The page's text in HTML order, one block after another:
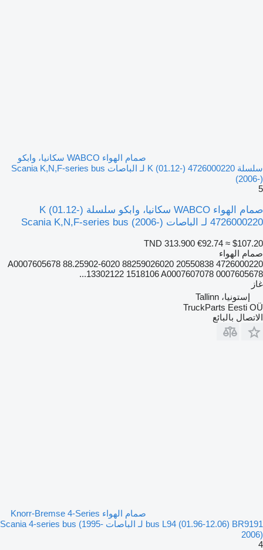
صمام الهواء WABCO سكانيا، وابكو
سلسلة K (01.12-) 4726000220 لـ الباصات Scania K,N,F-series bus
(2006-)
5
صمام الهواء WABCO سكانيا، وابكو سلسلة K (01.12-)
4726000220 لـ الباصات Scania K,N,F-series bus (2006-)
TND 313.900 €92.74 ≈ $107.20
صمام الهواء
4726000220 20550838 A0007605678 88.25902-6020 88259026020
13302122 1518106 A0007607078 0007605678...
غاز
إستونيا، Tallinn
TruckParts Eesti OÜ
الاتصال بالبائع
صمام الهواء Knorr-Bremse 4-Series
bus L94 (01.96-12.06) BR9191 لـ الباصات Scania 4-series bus (1995-
2006)
4